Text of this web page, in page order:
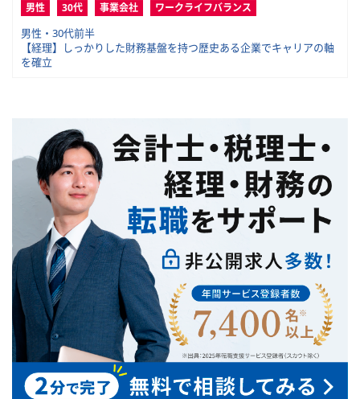
男性 30代 事業会社 ワークライフバランス
男性・30代前半
【経理】しっかりした財務基盤を持つ歴史ある企業でキャリアの軸
を確立